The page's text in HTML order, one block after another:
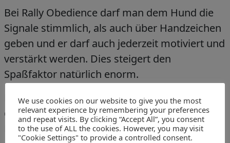
Bei Rally Obedience darf man dem Hund die
Signale stimmlich, als auch über Handzeichen
geben und er darf auch jederzeit motiviert und
verstärkt werden. Dies steigert den
Spaßfaktor natürlich enorm.
Dieser Kurs ist eine offene Gruppenstunde,
das heißt du kannst jederzeit nach einem
Kennenlernen/Einzeltraining einsteigen.
We use cookies on our website to give you the most
relevant experience by remembering your preferences
and repeat visits. By clicking “Accept All”, you consent
to the use of ALL the cookies. However, you may visit
"Cookie Settings" to provide a controlled consent.